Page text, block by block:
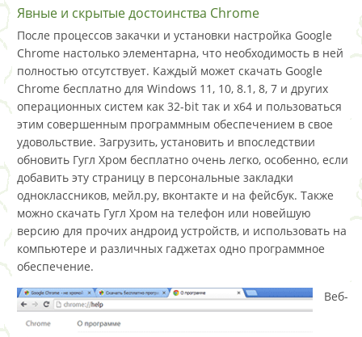
Явные и скрытые достоинства Chrome
После процессов закачки и установки настройка Google
Chrome настолько элементарна, что необходимость в ней
полностью отсутствует. Каждый может скачать Google
Chrome бесплатно для Windows 11, 10, 8.1, 8, 7 и других
операционных систем как 32-bit так и x64 и пользоваться
этим совершенным программным обеспечением в свое
удовольствие. Загрузить, установить и впоследствии
обновить Гугл Хром бесплатно очень легко, особенно, если
добавить эту страницу в персональные закладки
одноклассников, мейл.ру, вконтакте и на фейсбук. Также
можно скачать Гугл Хром на телефон или новейшую
версию для прочих андроид устройств, и использовать на
компьютере и различных гаджетах одно программное
обеспечение.
Веб-